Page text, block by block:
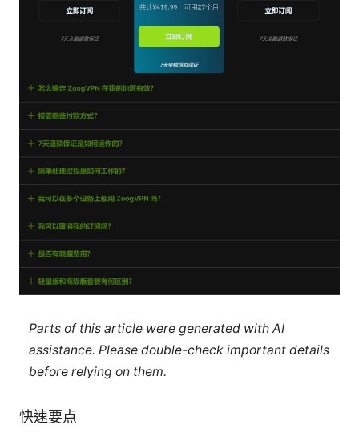
Parts of this article were generated with AI
assistance. Please double-check important details
before relying on them.
快速要点